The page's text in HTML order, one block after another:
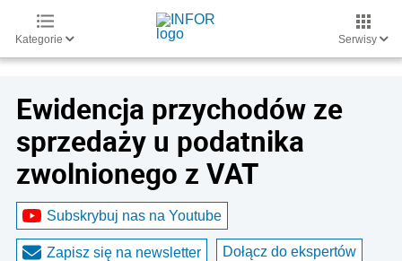
Kategorie Serwisy
Ewidencja przychodów ze
sprzedaży u podatnika
zwolnionego z VAT
Subskrybuj nas na Youtube
Zapisz się na newsletter Dołącz do ekspertów